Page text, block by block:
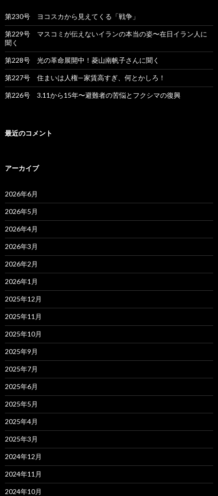
第230号 ヨコスカから見えてくる「戦争」
第229号 マスコミが伝えないイランの本当の姿〜在日イラン人に
聞く
第228号 光の革命展開中！菱山南帆子さんに聞く
第227号 住まいは人権—家賃高すぎ、何とかしろ！
第226号 3.11から15年〜避難者の苦悩とフクシマの復興
最近のコメント
アーカイブ
2026年6月
2026年5月
2026年4月
2026年3月
2026年2月
2026年1月
2025年12月
2025年11月
2025年10月
2025年9月
2025年7月
2025年6月
2025年5月
2025年4月
2025年3月
2024年12月
2024年11月
2024年10月